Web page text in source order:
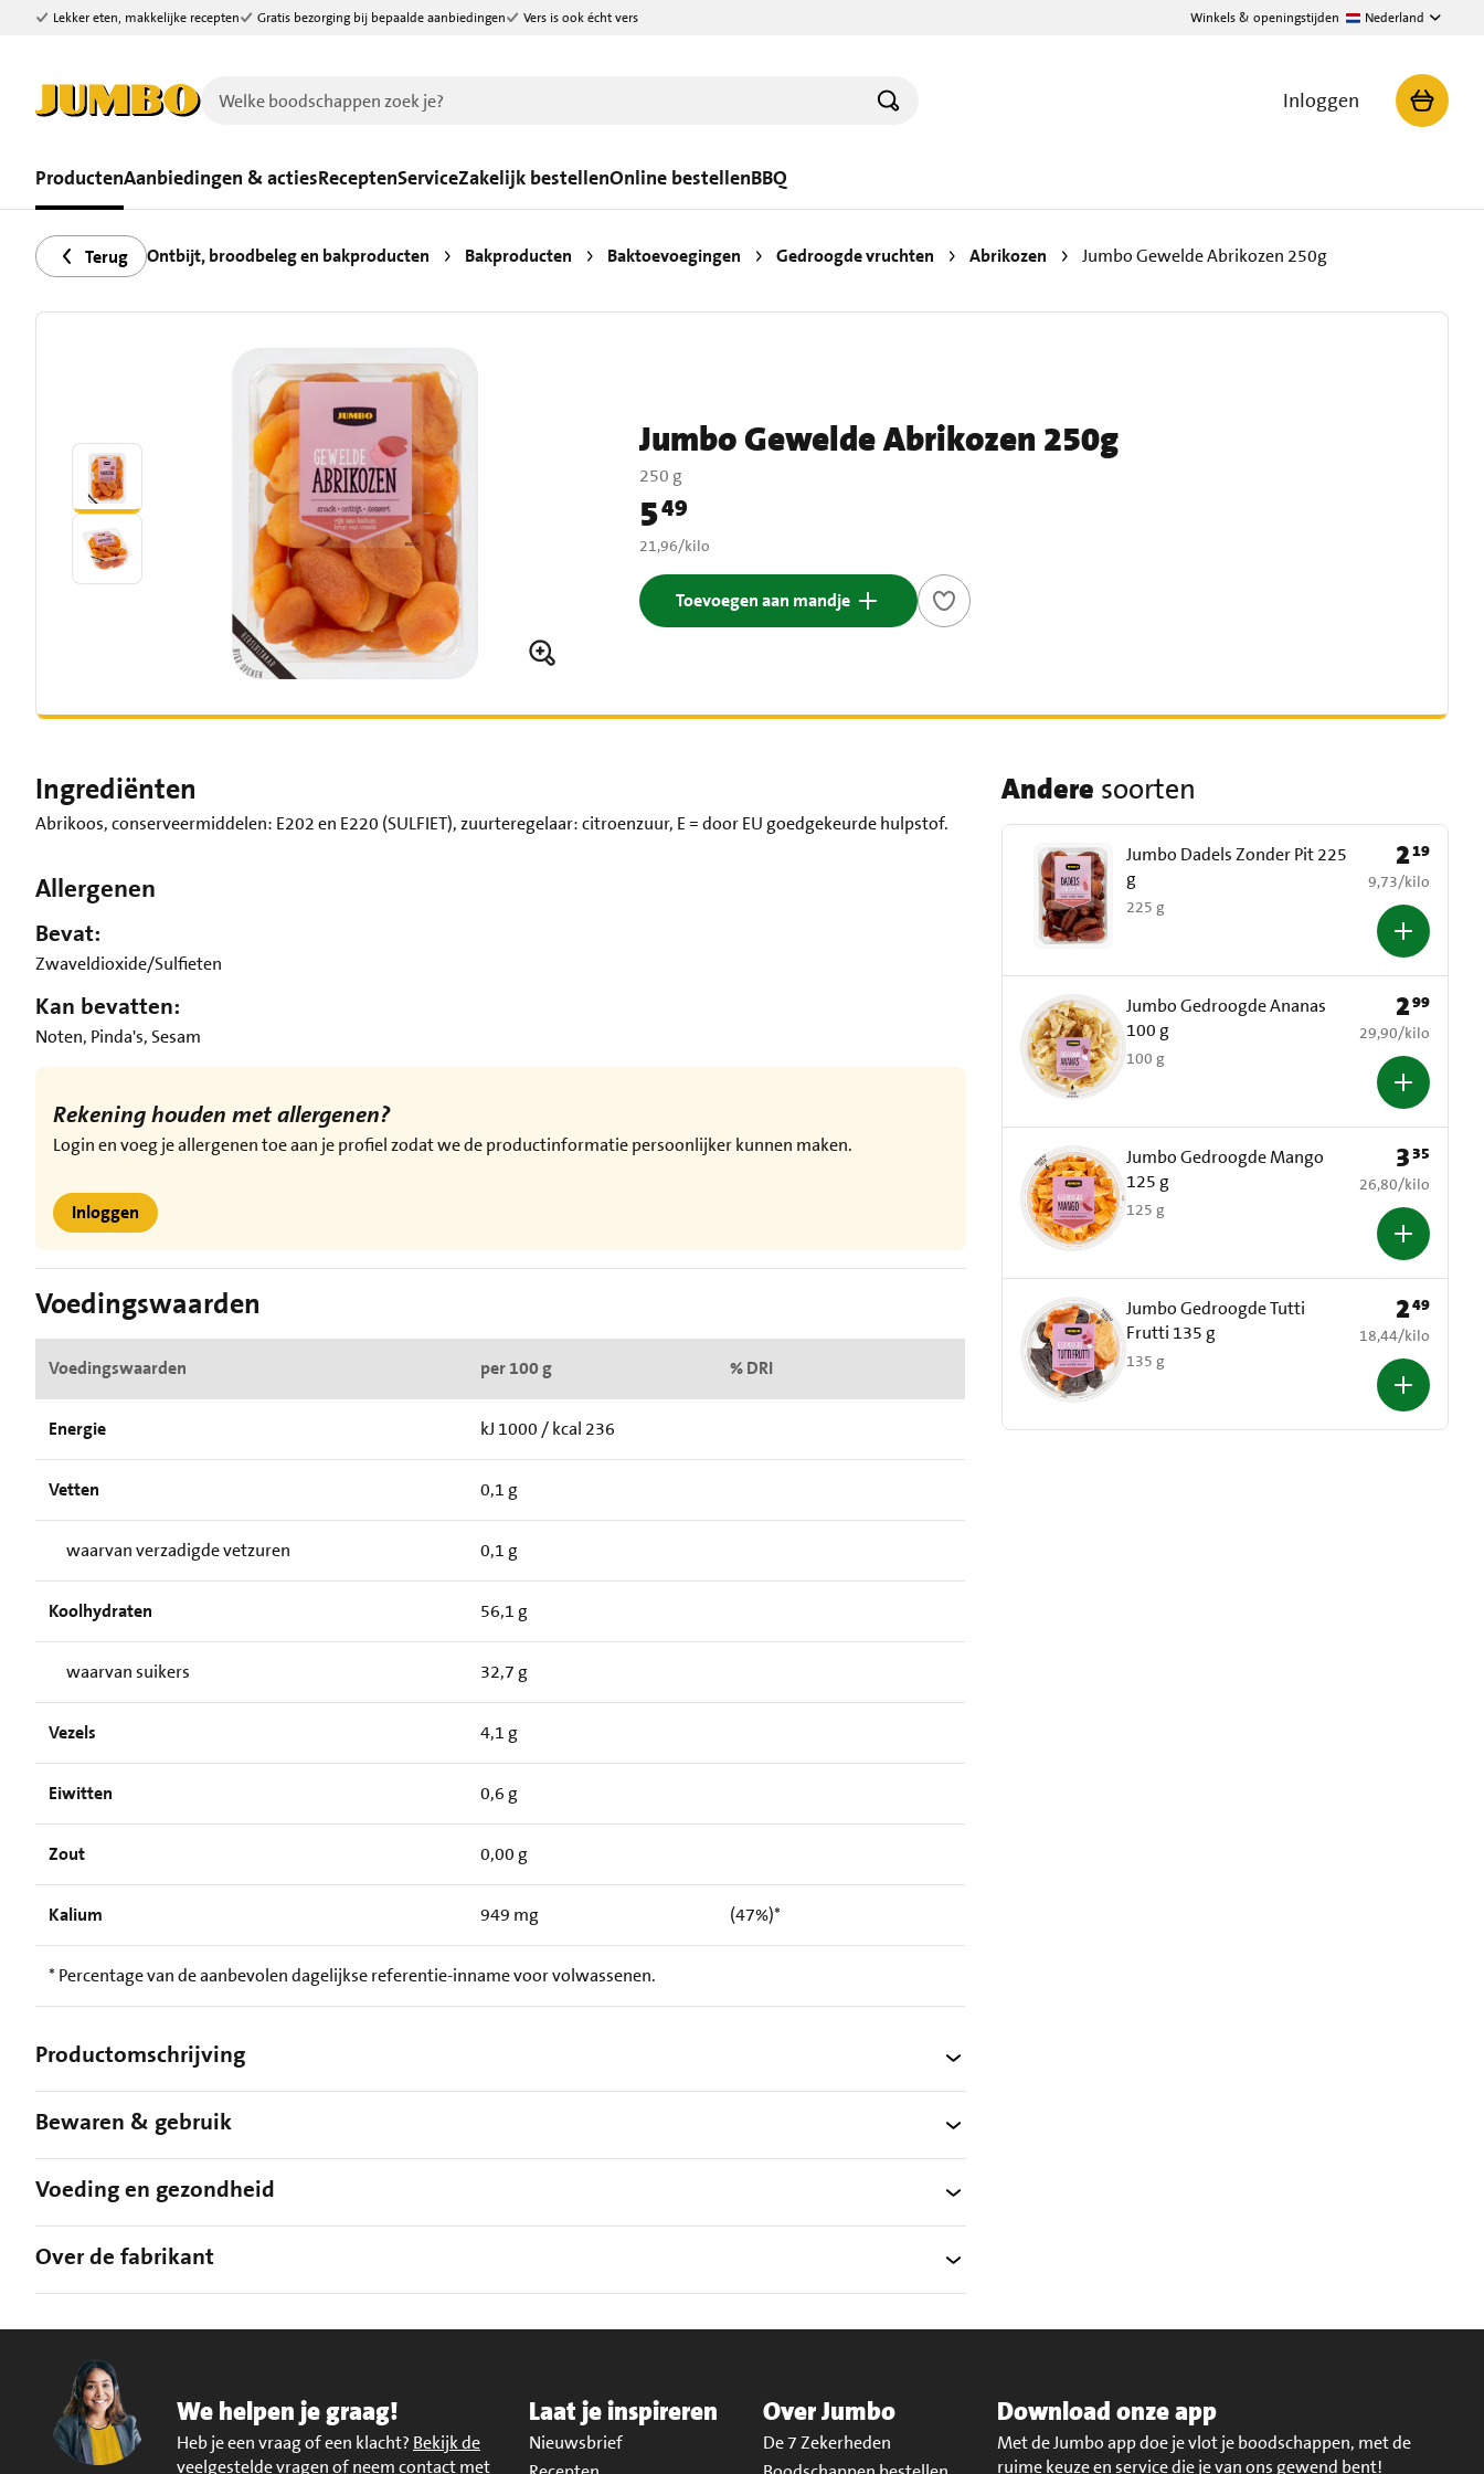
Ga naar zoeken
Ga naar hoofdinhoud
Lekker eten, makkelijke recepten Gratis bezorging bij bepaalde aanbiedingen Vers is ook écht vers Winkels & openingstijden Nederland
Inloggen
ProductenAanbiedingen & actiesReceptenServiceZakelijk bestellenOnline bestellenBBQ
Terug Ontbijt, broodbeleg en bakproducten Bakproducten Baktoevoegingen Gedroogde vruchten Abrikozen Jumbo Gewelde Abrikozen 250g
Jumbo Gewelde Abrikozen 250g
250 g
Prijs: € 5,49
549
€ 21,96 per kilo
21,96/kilo
Toevoegen aan mandje
Ingrediënten
Abrikoos, conserveermiddelen: E202 en E220 (SULFIET), zuurteregelaar: citroenzuur, E = door EU goedgekeurde hulpstof.
Allergenen
Bevat:
Zwaveldioxide/Sulfieten
Kan bevatten:
Noten, Pinda's, Sesam
Rekening houden met allergenen?
Login en voeg je allergenen toe aan je profiel zodat we de productinformatie persoonlijker kunnen maken.
Inloggen
Voedingswaarden
Voedingswaarden per 100 g % DRI
Energie kJ 1000 / kcal 236
Vetten 0,1 g
waarvan verzadigde vetzuren 0,1 g
Koolhydraten 56,1 g
waarvan suikers 32,7 g
Vezels 4,1 g
Eiwitten 0,6 g
Zout 0,00 g
Kalium 949 mg (47%)*
* Percentage van de aanbevolen dagelijkse referentie-inname voor volwassenen.
Productomschrijving
Bewaren & gebruik
Voeding en gezondheid
Over de fabrikant
Andere soorten
Jumbo Dadels Zonder Pit 225
g
225 g
Prijs: € 2,19
219
€ 9,73 per kilo
9,73/kilo
Jumbo Gedroogde Ananas
100 g
100 g
Prijs: € 2,99
299
€ 29,90 per kilo
29,90/kilo
Jumbo Gedroogde Mango
125 g
125 g
Prijs: € 3,35
335
€ 26,80 per kilo
26,80/kilo
Jumbo Gedroogde Tutti
Frutti 135 g
135 g
Prijs: € 2,49
249
€ 18,44 per kilo
18,44/kilo
We helpen je graag!
Heb je een vraag of een klacht? Bekijk de
veelgestelde vragen of neem contact met
Laat je inspireren
Nieuwsbrief
Over Jumbo
De 7 Zekerheden
Download onze app
Met de Jumbo app doe je vlot je boodschappen, met de
ruime keuze en service die je van ons gewend bent!